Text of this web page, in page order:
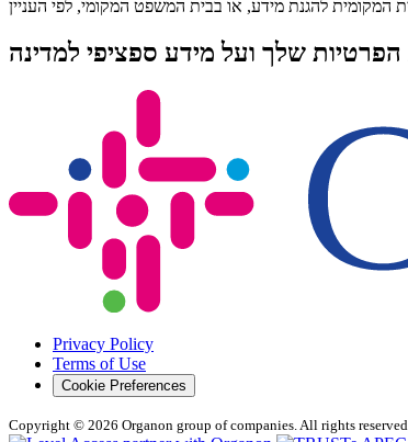
Privacy Policy
Terms of Use
Cookie Preferences
Copyright © 2026 Organon group of companies. All rights reserved.